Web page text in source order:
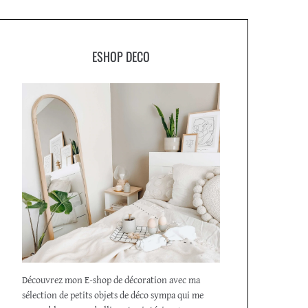
ESHOP DECO
Découvrez mon E-shop de décoration avec ma
sélection de petits objets de déco sympa qui me